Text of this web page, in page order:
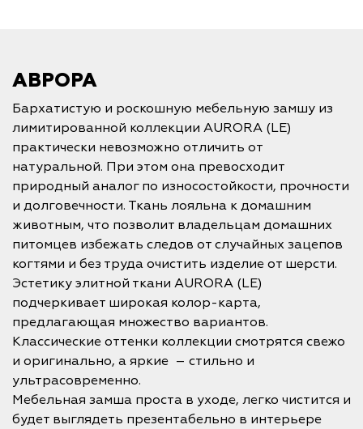
АВРОРА
Бархатистую и роскошную мебельную замшу из
лимитированной коллекции AURORA (LE)
практически невозможно отличить от
натуральной. При этом она превосходит
природный аналог по износостойкости, прочности
и долговечности. Ткань лояльна к домашним
животным, что позволит владельцам домашних
питомцев избежать следов от случайных зацепов
когтями и без труда очистить изделие от шерсти.
Эстетику элитной ткани AURORA (LE)
подчеркивает широкая колор-карта,
предлагающая множество вариантов.
Классические оттенки коллекции смотрятся свежо
и оригинально, а яркие – стильно и
ультрасовременно.
Мебельная замша проста в уходе, легко чистится и
будет выглядеть презентабельно в интерьере